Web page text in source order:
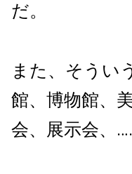
だ。
また、そうい
館、博物館、
会、展示会、